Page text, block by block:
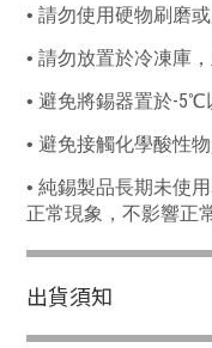
• 請勿使用硬物刷磨
• 請勿放置於冷凍庫
• 避免將錫器置於-5℃
• 避免接觸化學酸性
• 純錫製品長期未使
正常現象，不影響正
出貨須知